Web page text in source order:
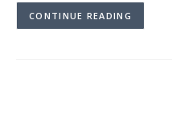
CONTINUE READING